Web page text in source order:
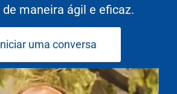
maneira ágil e eficaz.
uma conversa